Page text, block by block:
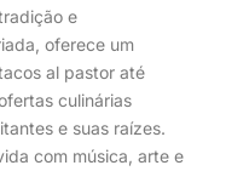
e
oferece um
al pastor até
culinárias
e suas raízes.
com música, arte e